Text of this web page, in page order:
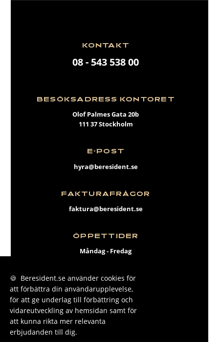
KONTAKT
08 - 543 538 00
BESÖKSADRESS KONTORET
Olof Palmes Gata 20b
111 37 Stockholm
E-POST
hyra@beresident.se
FAKTURAFRÅGOR
faktura@beresident.se
ÖPPETTIDER
Måndag - Fredag
FACEBOOK
INSTAGRAM
🍪 Beresident.se använder cookies för
att förbättra din användarupplevelse,
för att ge underlag till förbättring och
vidareutveckling av hemsidan samt för
att kunna rikta mer relevanta
erbjudanden till dig.